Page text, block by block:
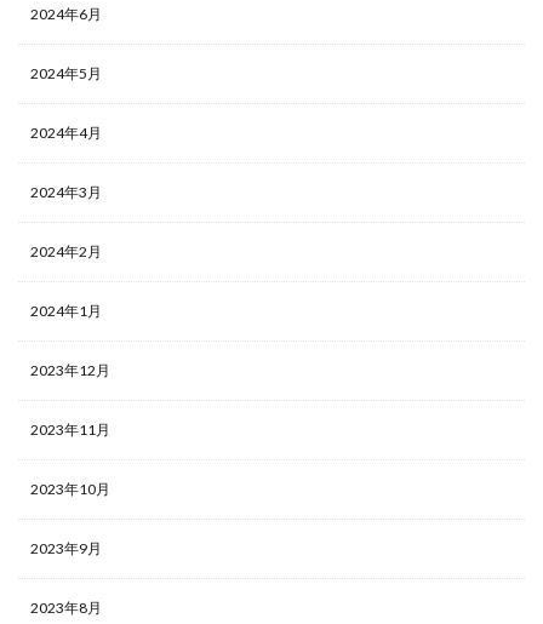
2024年6月
2024年5月
2024年4月
2024年3月
2024年2月
2024年1月
2023年12月
2023年11月
2023年10月
2023年9月
2023年8月